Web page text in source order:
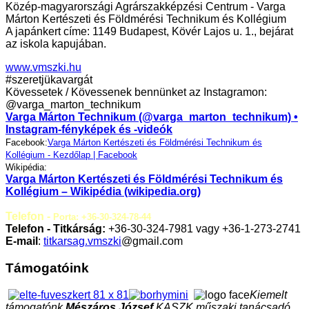
Közép-magyarországi Agrárszakképzési Centrum - Varga
Márton Kertészeti és Földmérési Technikum és Kollégium
A japánkert címe: 1149 Budapest, Kövér Lajos u. 1., bejárat
az iskola kapujában.
www.vmszki.hu
#szeretjükavargát
Kövessetek / Kövessenek bennünket az Instagramon:
@varga_marton_technikum
Varga Márton Technikum (@varga_marton_technikum) •
Instagram-fényképek és -videók
Facebook:Varga Márton Kertészeti és Földmérési Technikum és
Kollégium - Kezdőlap | Facebook
Wikipédia:
Varga Márton Kertészeti és Földmérési Technikum és
Kollégium – Wikipédia (wikipedia.org)
Telefon - Porta: +36-30-324-78-44
Telefon - Titkárság: +36-30-324-7981 vagy +36-1-273-2741
E-mail : titkarsag.vmszki@gmail.com
Támogatóink
Kiemelt